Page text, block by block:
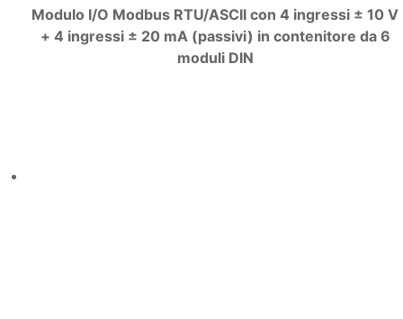
Modulo I/O Modbus RTU/ASCII con 4 ingressi ± 10 V
+ 4 ingressi ± 20 mA (passivi) in contenitore da 6
moduli DIN